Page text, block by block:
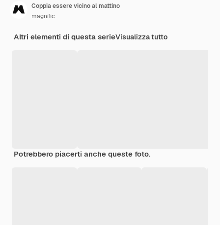
Coppia essere vicino al mattino
magnific
Altri elementi di questa serieVisualizza tutto
Potrebbero piacerti anche queste foto.